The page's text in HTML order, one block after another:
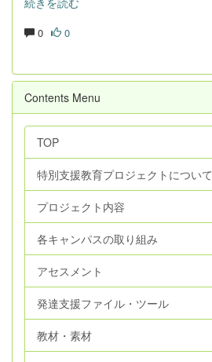
0 0
Contents Menu
TOP
特別支援教育プロジェクトについて
プロジェクト内容
各キャンパスの取り組み
アセスメント
発達支援ファイル・ツール
教材・素材